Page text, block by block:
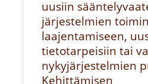
uusiin
järjestelmien
laajentamiseen,
tietotarpeisiin tai
nykyjärjestelmien
Kehittämisen